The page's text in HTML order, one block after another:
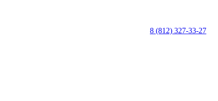
8 (812) 327-33-27